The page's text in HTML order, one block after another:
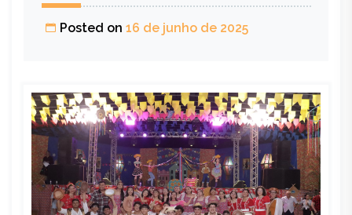
Posted on 16 de junho de 2025